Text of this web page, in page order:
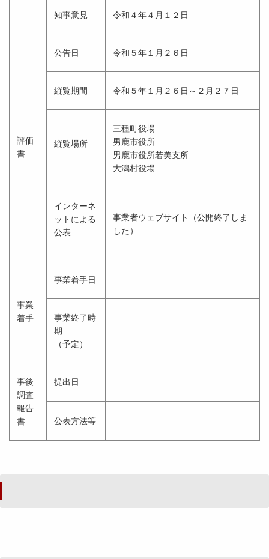
知事意見 令和４年４月１２日
評価
書
公告日 令和５年１月２６日
縦覧期間 令和５年１月２６日～２月２７日
縦覧場所
三種町役場
男鹿市役所
男鹿市役所若美支所
大潟村役場
インターネ
ットによる
公表
事業者ウェブサイト（公開終了しま
した）
事業
着手
事業着手日
事業終了時
期
（予定）
事後
調査
報告
書
提出日
公表方法等